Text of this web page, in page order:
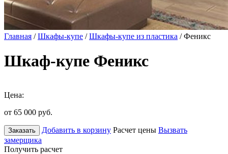
Главная /Шкафы-купе /Шкафы-купе из пластика / Феникс
Шкаф-купе Феникс
Цена:
от 65 000 руб.
Заказать Добавить в корзину Расчет цены Вызвать
замерщика
Получить расчет